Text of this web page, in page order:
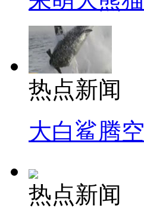
热点新闻
大白鲨腾
热点新闻